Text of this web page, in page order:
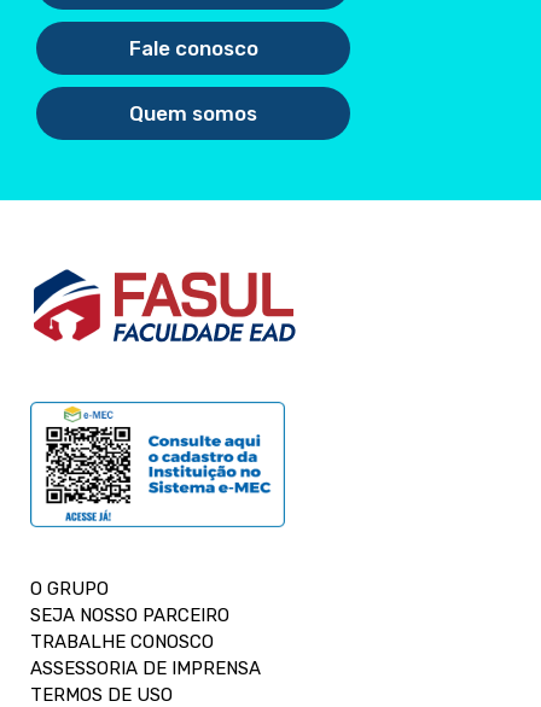
Fale conosco
Quem somos
O GRUPO
SEJA NOSSO PARCEIRO
TRABALHE CONOSCO
ASSESSORIA DE IMPRENSA
TERMOS DE USO